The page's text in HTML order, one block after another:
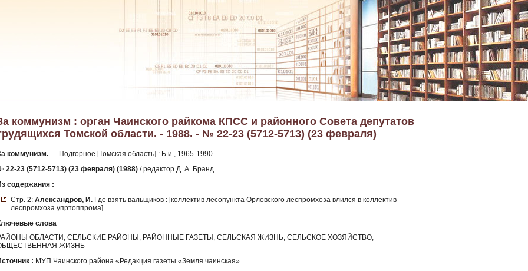
коммунизм : орган Чаинского райкома КПСС и районного Совета депутатов
Томской области. - 1988. - № 22-23 (5712-5713) (23 февраля)
коммунизм. — Подгорное [Томская область] : Б.и., 1965-1990.
22-23 (5712-5713) (23 февраля) (1988) / редактор Д. А. Бранд.
содержания :
Стр. 2: Александров, И. Где взять вальщиков : [коллектив лесопункта Орловского леспромхоза влился в коллектив
леспромхоза упртоппрома].
слова
ОБЛАСТИ, СЕЛЬСКИЕ РАЙОНЫ, РАЙОННЫЕ ГАЗЕТЫ, СЕЛЬСКАЯ ЖИЗНЬ, СЕЛЬСКОЕ ХОЗЯЙСТВО,
ЖИЗНЬ
: МУП Чаинского района «Редакция газеты «Земля чаинская».